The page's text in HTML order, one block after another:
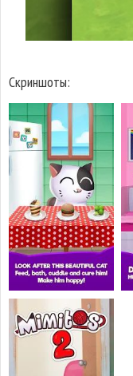
Скриншоты: